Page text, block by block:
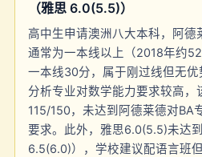
（雅思 6.0(5.5)）
高中生申请澳洲八大本科，阿德
通常为一本线以上（2018年约
一本线30分，属于刚过线但无
分析专业对数学能力要求较高，
115/150，未达到阿德莱德对BA
要求。此外，雅思6.0(5.5)未达
6.5(6.0)），学校建议配语言班但